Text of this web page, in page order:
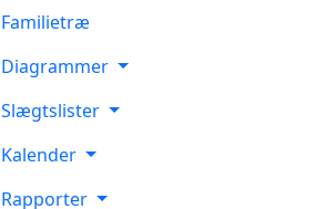
Familietræ
Diagrammer
Slægtslister
Kalender
Rapporter